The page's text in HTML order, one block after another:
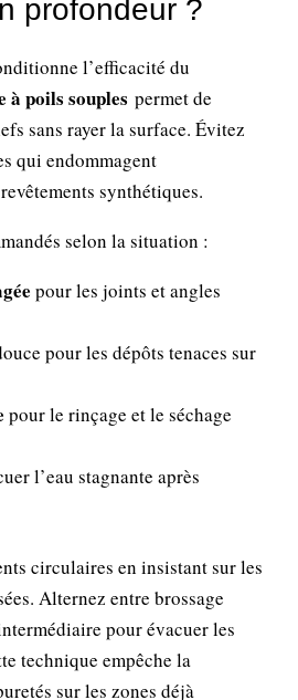
profondeur ?
l’efficacité du
à poils souples permet de
sans rayer la surface. Évitez
qui endommagent
synthétiques.
selon la situation :
pour les joints et angles
pour les dépôts tenaces sur
pour le rinçage et le séchage
l’eau stagnante après
circulaires en insistant sur les
Alternez entre brossage
pour évacuer les
technique empêche la
sur les zones déjà